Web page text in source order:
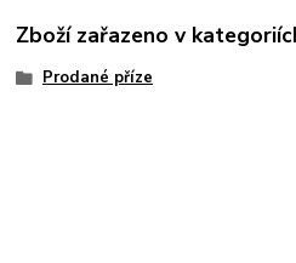
Zboží zařazeno v
Prodané příze